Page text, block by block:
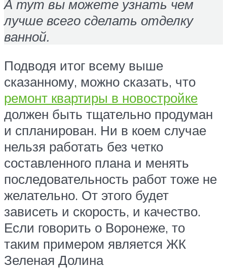
А тут вы можете узнать чем
лучше всего сделать отделку
ванной.
Подводя итог всему выше
сказанному, можно сказать, что
ремонт квартиры в новостройке
должен быть тщательно продуман
и спланирован. Ни в коем случае
нельзя работать без четко
составленного плана и менять
последовательность работ тоже не
желательно. От этого будет
зависеть и скорость, и качество.
Если говорить о Воронеже, то
таким примером является ЖК
Зеленая Долина